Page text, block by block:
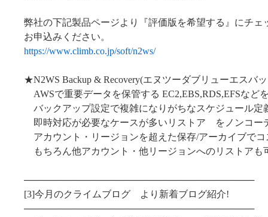
弊社の下記製品ページより『評価版を希望する』にチェ
お申込みください。
https://www.climb.co.jp/soft/n2ws/
★N2WS Backup & Recovery(エヌツーダブリューエスバ
AWSで重要データを保管する EC2,EBS,RDS,EFSなど
バックアップ設定で複雑になりがちなスケジュール定
即時対応が必要なケースが多いリストア をノンコー
アカウント・リージョンを超えた保存/アーカイブでコ
もちろん他アカウント・他リージョンへのリストアも
───────────────────────────────────
[3]今月のクライムブログ より新着ブログ紹介!
───────────────────────────────────